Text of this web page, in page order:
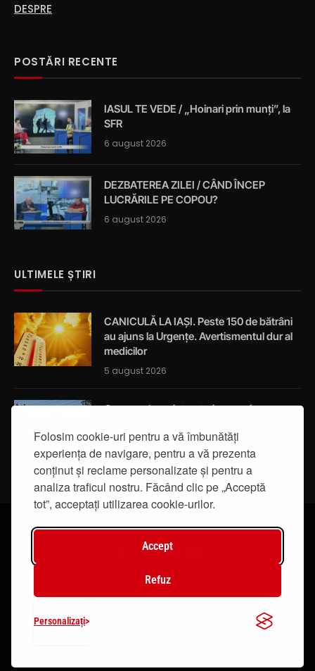
Folosim cookie-uri pentru a vă îmbunătăți
experiența de navigare, pentru a vă prezenta
conținut și reclame personalizate și pentru a
analiza traficul nostru. Făcând clic pe „Acceptă
tot”, acceptați utilizarea cookie-urilor.
Accept
Refuz
Personalizați
DESPRE
POSTĂRI RECENTE
IASUL TE VEDE / „Hoinari prin munți”, la
SFR
6 august 2026
DEZBATEREA ZILEI / CÂND ÎNCEP
LUCRĂRILE PE COPOU?
6 august 2026
ULTIMELE ȘTIRI
CANICULĂ LA IAȘI. Peste 150 de bătrâni
au ajuns la Urgențe. Avertismentul dur al
medicilor
5 august 2026
Cum a salvat viața a trei oameni un
întâmplător prin localitatea Breazu
5 august 2026
© 2019 - IasiTV Life. Toate drepturile rezervate.